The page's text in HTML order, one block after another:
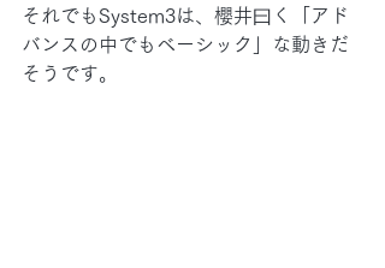
それでもSystem3は、櫻井曰く「アド
バンスの中でもベーシック」な動きだ
そうです。